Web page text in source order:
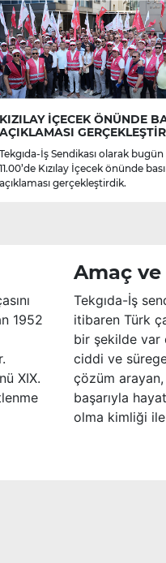
KIZILAY İÇECEK ÖNÜNDE
AÇIKLAMASI
Tekgıda-İş Sendikası olarak bugün
11.00’de Kızılay İçecek önünde
açıklaması gerçekleştirdik.
1952
XIX.
Amaç
Tekgıda-İş
itibaren Türk
bir şekilde var
ciddi ve
çözüm
başarıyla
olma kimliği ile